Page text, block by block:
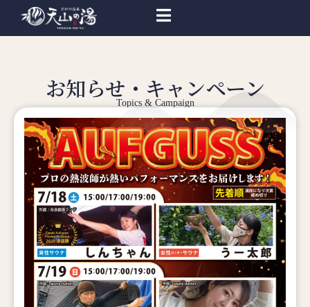
お知らせ・キャンペーン
Topics & Campaign